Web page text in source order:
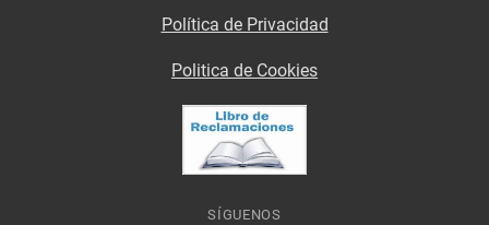
Política de Privacidad
Politica de Cookies
SÍGUENOS